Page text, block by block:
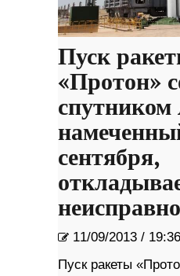
Пуск
«Протон»
сентября,
11/09/2013 /
Пуск ракеты